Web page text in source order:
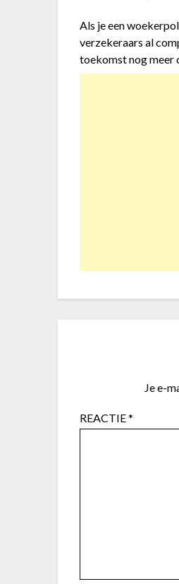
Als je een
verzekeraars al
toekomst nog meer
Je e-
REACTIE*